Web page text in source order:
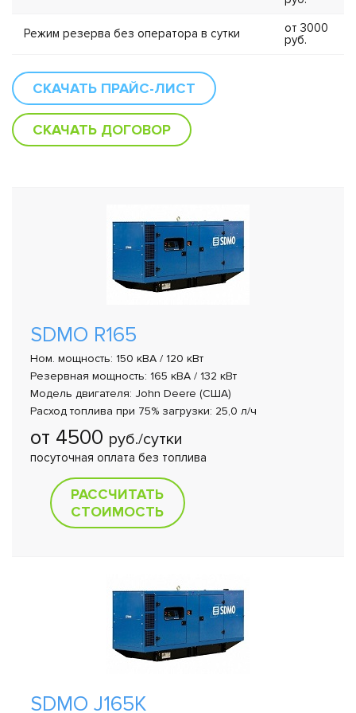
Режим резерва без оператора в сутки
от 3000
руб.
СКАЧАТЬ ПРАЙС-ЛИСТ
СКАЧАТЬ ДОГОВОР
SDMO R165
Ном. мощность: 150 кВА / 120 кВт
Резервная мощность: 165 кВА / 132 кВт
Модель двигателя: John Deere (США)
Расход топлива при 75% загрузки: 25,0 л/ч
от 4500 руб./сутки
посуточная оплата без топлива
РАССЧИТАТЬ
СТОИМОСТЬ
SDMO J165K